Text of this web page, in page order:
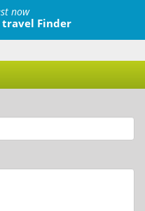
now
travel Finder